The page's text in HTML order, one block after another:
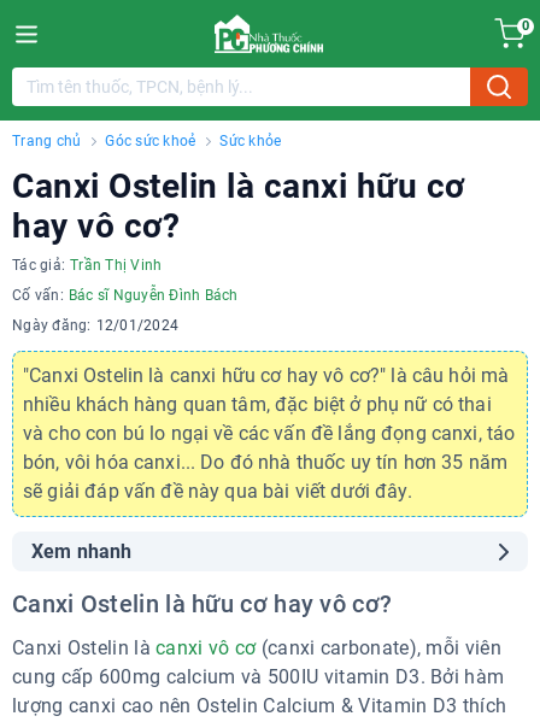
0
Trang chủ Góc sức khoẻ Sức khỏe
Canxi Ostelin là canxi hữu cơ
hay vô cơ?
Tác giả: Trần Thị Vinh
Cố vấn: Bác sĩ Nguyễn Đình Bách
Ngày đăng: 12/01/2024
"Canxi Ostelin là canxi hữu cơ hay vô cơ?" là câu hỏi mà
nhiều khách hàng quan tâm, đặc biệt ở phụ nữ có thai
và cho con bú lo ngại về các vấn đề lắng đọng canxi, táo
bón, vôi hóa canxi... Do đó nhà thuốc uy tín hơn 35 năm
sẽ giải đáp vấn đề này qua bài viết dưới đây.
Xem nhanh
Cách uống canxi Ostelin cho bà bầu & mẹ sau sinh
1. Cách uống canxi Ostelin cho bà bầu 3 tháng giữa
2. Cách uống canxi Ostelin cho bà bầu 3 tháng cuối
3. Cách uống canxi Ostelin cho mẹ sau sinh
Canxi Ostelin là hữu cơ hay vô cơ?
Canxi Ostelin làcanxi vô cơ(canxi carbonate), mỗi viên
cung cấp 600mg calcium và 500IU vitamin D3. Bởi hàm
lượng canxi cao nên Ostelin Calcium & Vitamin D3 thích